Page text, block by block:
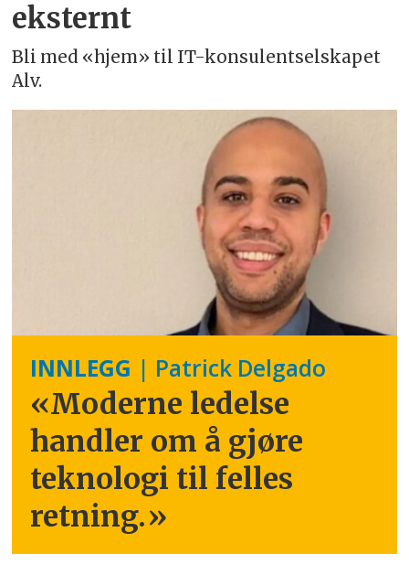
eksternt
Bli med «hjem» til IT-konsulentselskapet
Alv.
INNLEGG | Patrick Delgado
«Moderne ledelse
handler om å gjøre
teknologi til felles
retning.»